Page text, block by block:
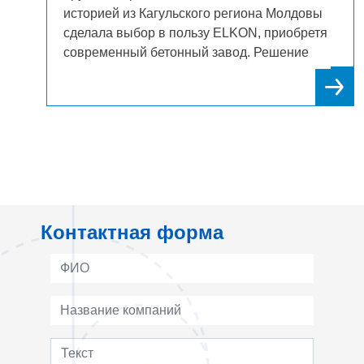
в Ташкенте продолжает укреплять свои
позиции: компания приобрела еще один
завод ELKON. С 2013 года успешно
эксплуатируя ELKOMIX-120 Quick Master,
Контактная форма